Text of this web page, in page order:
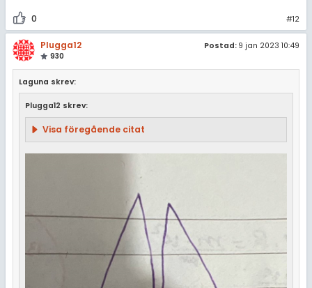
0 #12
Plugga12
930
Postad: 9 jan 2023 10:49
Laguna skrev:
Plugga12 skrev:
Visa föregående citat